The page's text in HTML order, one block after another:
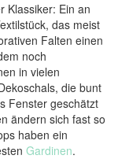
Klassiker: Ein an
das meist
Falten einen
noch
in vielen
die bunt
Fenster geschätzt
ändern sich fast so
haben ein
Gardinen.